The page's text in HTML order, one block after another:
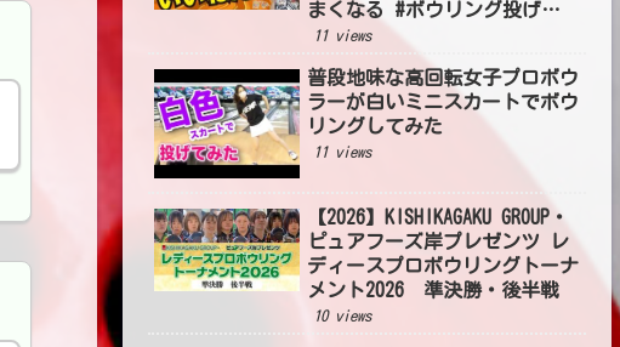
まくなる #ボウリング投げ方
#54
11 views
普段地味な高回転女子プロボウ
ラーが白いミニスカートでボウ
リングしてみた
11 views
【2026】KISHIKAGAKU GROUP・
ピュアフーズ岸プレゼンツ レ
ディースプロボウリングトーナ
メント2026 準決勝・後半戦
10 views